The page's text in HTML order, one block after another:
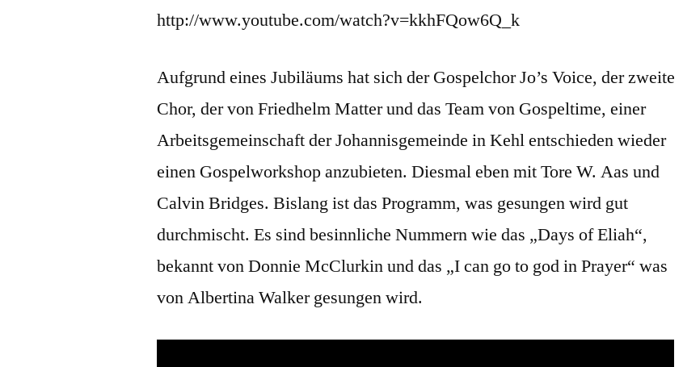
http://www.youtube.com/watch?v=kkhFQow6Q_k
Aufgrund eines Jubiläums hat sich der Gospelchor Jo’s Voice, der zweite
Chor, der von Friedhelm Matter und das Team von Gospeltime, einer
Arbeitsgemeinschaft der Johannisgemeinde in Kehl entschieden wieder
einen Gospelworkshop anzubieten. Diesmal eben mit Tore W. Aas und
Calvin Bridges. Bislang ist das Programm, was gesungen wird gut
durchmischt. Es sind besinnliche Nummern wie das „Days of Eliah“,
bekannt von Donnie McClurkin und das „I can go to god in Prayer“ was
von Albertina Walker gesungen wird.